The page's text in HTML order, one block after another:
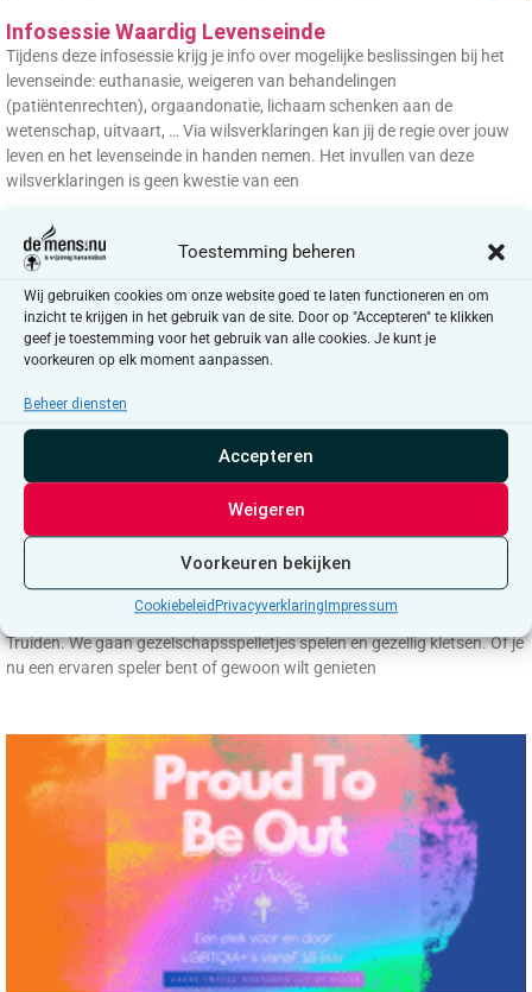
Toestemming beheren
Wij gebruiken cookies om onze website goed te laten functioneren en om
inzicht te krijgen in het gebruik van de site. Door op "Accepteren" te klikken
geef je toestemming voor het gebruik van alle cookies. Je kunt je
voorkeuren op elk moment aanpassen.
Beheer diensten
Accepteren
Weigeren
Voorkeuren bekijken
Cookiebeleid Privacyverklaring Impressum
Infosessie Waardig Levenseinde
Tijdens deze infosessie krijg je info over mogelijke beslissingen bij het
levenseinde: euthanasie, weigeren van behandelingen
(patiëntenrechten), orgaandonatie, lichaam schenken aan de
wetenschap, uitvaart, … Via wilsverklaringen kan jij de regie over jouw
leven en het levenseinde in handen nemen. Het invullen van deze
wilsverklaringen is geen kwestie van een
Proud To Be Out
Proud To Be Out is een maandelijkse bijeenkomst voor en door
LGBTQIA+’s vanaf 18 jaar. De bijeenkomst vindt plaats op elke tweede
woensdag van de maand om 18u30 in het huisvandeMens Sint-
Truiden. We gaan gezelschapsspelletjes spelen en gezellig kletsen. Of je
nu een ervaren speler bent of gewoon wilt genieten